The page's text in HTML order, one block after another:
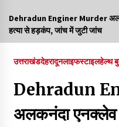
Minorities
कार्यक्रम में
Thought
Dehradun Enginer Murder
हत्या से हड़कंप, जांच में जुटी जांच
उत्तराखंडदेहरादूनलाइफस्टाइलहेल्थ
Dehradun
अलकनंदा एनक्लेव